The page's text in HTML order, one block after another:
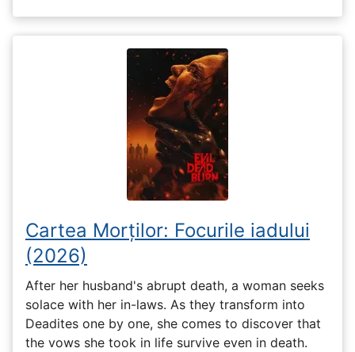
Cartea Morților: Focurile iadului
(2026)
After her husband's abrupt death, a woman seeks
solace with her in-laws. As they transform into
Deadites one by one, she comes to discover that
the vows she took in life survive even in death.